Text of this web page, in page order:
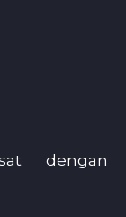
dengan